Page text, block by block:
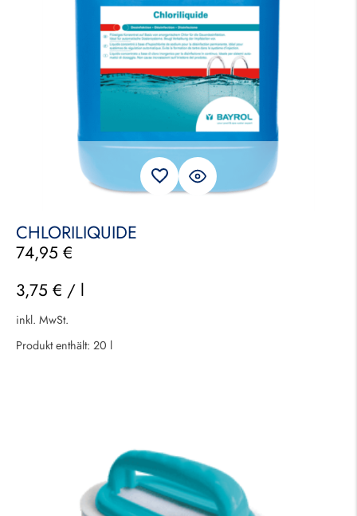
CHLORILIQUIDE
74,95 €
3,75 € / l
inkl. MwSt.
Produkt enthält: 20 l